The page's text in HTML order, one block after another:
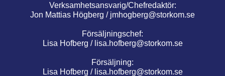
Verksamhetsansvarig/Chefredaktör:
Jon Mattias Högberg / jmhogberg@storkom.se
Försäljningschef:
Lisa Hofberg / lisa.hofberg@storkom.se
Försäljning:
Lisa Hofberg / lisa.hofberg@storkom.se